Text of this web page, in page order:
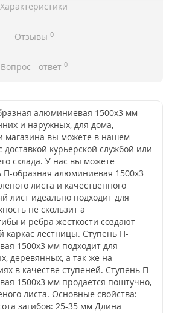
Характеристики
Отзывы 0
Вопрос - ответ 0
алюминиевая 1500x3 мм
и наружных, для дома,
магазина вы можете в нашем
доставкой курьерской службой или
склада. У нас вы можете
П-образная алюминиевая 1500x3
листа и качественного
лист идеально подходит для
не скользит а
и ребра жесткости создают
лестницы. Ступень П-
1500x3 мм подходит для
деревянных, а так же на
в качестве ступеней. Ступень П-
1500x3 мм продается поштучно,
листа. Основные свойства:
загибов: 25-35 мм Длина